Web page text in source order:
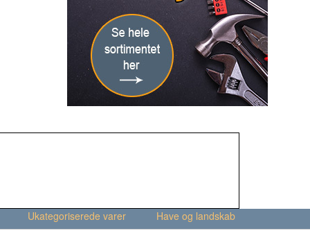
Ukategoriserede varer Have og landskab